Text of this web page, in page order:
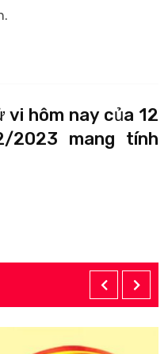
hôm nay của 12
2023 mang tính